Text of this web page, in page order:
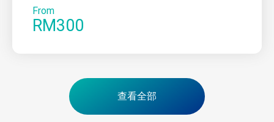
From
RM300
查看全部